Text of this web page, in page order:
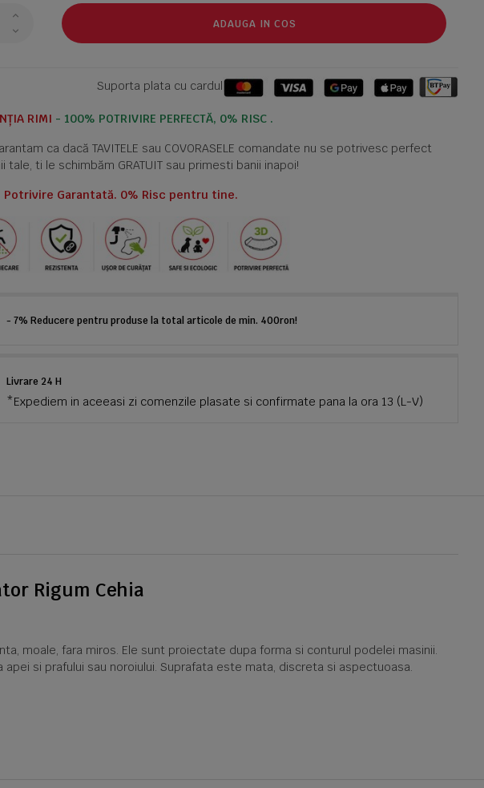
ADAUGA IN COS
Suporta plata cu cardul
RIMI - 100% POTRIVIRE PERFECTĂ, 0% RISC .
ca dacă TAVITELE sau COVORASELE comandate nu se potrivesc perfect
tale, ti le schimbăm GRATUIT sau primesti banii inapoi!
Potrivire Garantată. 0% Risc pentru tine.
- 7% Reducere pentru produse la total articole de min. 400ron!
Livrare 24 H
*Expediem in aceeasi zi comenzile plasate si confirmate pana la ora 13 (L-V)
Rigum Cehia
moale, fara miros. Ele sunt proiectate dupa forma si conturul podelei masinii.
si prafului sau noroiului. Suprafata este mata, discreta si aspectuoasa.